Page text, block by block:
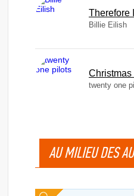
Therefore
Billie Eilish
Christmas
twenty one
AU MILIEU DES